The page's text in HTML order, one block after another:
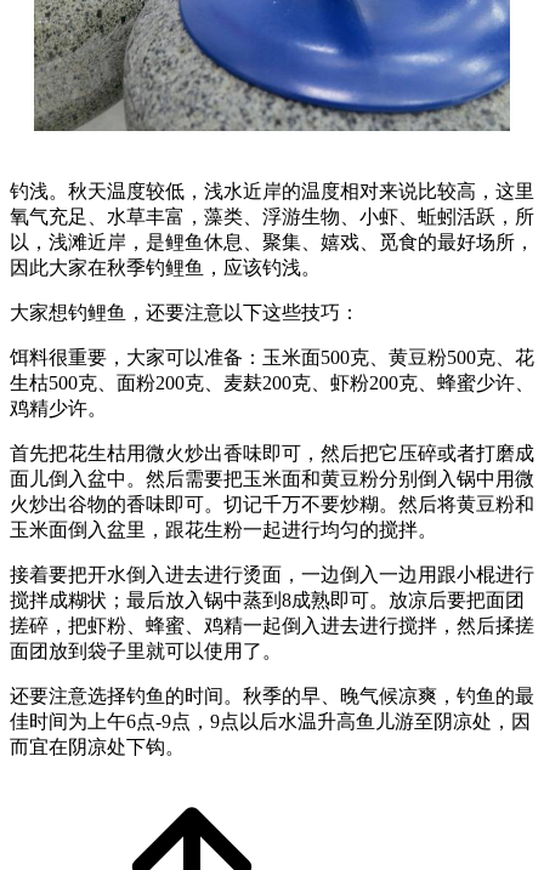
钓浅。秋天温度较低，浅水近岸的温度相对来说比较高，这里
氧气充足、水草丰富，藻类、浮游生物、小虾、蚯蚓活跃，所
以，浅滩近岸，是鲤鱼休息、聚集、嬉戏、觅食的最好场所，
因此大家在秋季钓鲤鱼，应该钓浅。
大家想钓鲤鱼，还要注意以下这些技巧：
饵料很重要，大家可以准备：玉米面500克、黄豆粉500克、花
生枯500克、面粉200克、麦麸200克、虾粉200克、蜂蜜少许、
鸡精少许。
首先把花生枯用微火炒出香味即可，然后把它压碎或者打磨成
面儿倒入盆中。然后需要把玉米面和黄豆粉分别倒入锅中用微
火炒出谷物的香味即可。切记千万不要炒糊。然后将黄豆粉和
玉米面倒入盆里，跟花生粉一起进行均匀的搅拌。
接着要把开水倒入进去进行烫面，一边倒入一边用跟小棍进行
搅拌成糊状；最后放入锅中蒸到8成熟即可。放凉后要把面团
搓碎，把虾粉、蜂蜜、鸡精一起倒入进去进行搅拌，然后揉搓
面团放到袋子里就可以使用了。
还要注意选择钓鱼的时间。秋季的早、晚气候凉爽，钓鱼的最
佳时间为上午6点-9点，9点以后水温升高鱼儿游至阴凉处，因
而宜在阴凉处下钩。